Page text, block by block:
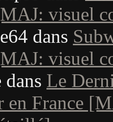
visuel
dans
visuel
dans Le
en France